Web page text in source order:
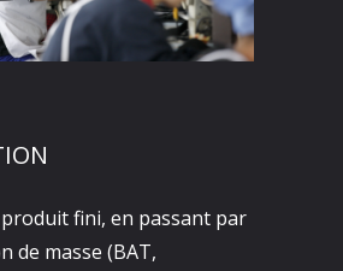
produit fini, en passant par
de masse (BAT,